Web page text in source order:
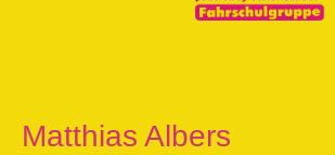
Matthias Albers